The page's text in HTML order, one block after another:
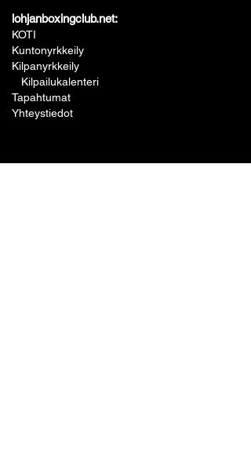
lohjanboxingclub.net:
KOTI
Kuntonyrkkeily
Kilpanyrkkeily
Kilpailukalenteri
Tapahtumat
Yhteystiedot